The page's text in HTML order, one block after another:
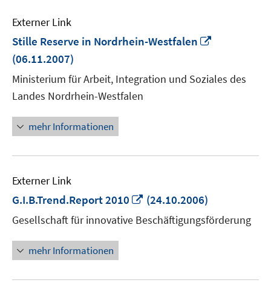
Externer Link
Stille Reserve in Nordrhein-Westfalen
öffnen
(06.11.2007)
Ministerium für Arbeit, Integration und Soziales des
Landes Nordrhein-Westfalen
mehr Informationen
Externer Link
G.I.B.Trend.Report 2010
In
neuem
Fenster
(24.10.2006)
Gesellschaft für innovative Beschäftigungsförderung
mehr Informationen